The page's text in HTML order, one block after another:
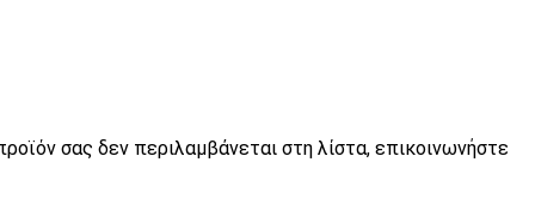
σας δεν περιλαμβάνεται στη λίστα, επικοινωνήστε